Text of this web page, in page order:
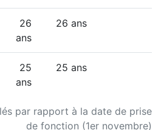
par rapport à la date de prise
de fonction (1er novembre)
26
ans
26 ans
25
ans
25 ans